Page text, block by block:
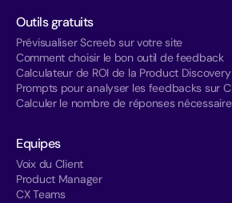
Outils gratuits
Prévisualiser Screeb sur votre site
Comment choisir le bon outil de feedback
Calculateur de ROI de la Product Discovery
Prompts pour analyser les feedbacks sur
Calculer le nombre de réponses
Equipes
Voix du Client
Product Manager
CX Teams